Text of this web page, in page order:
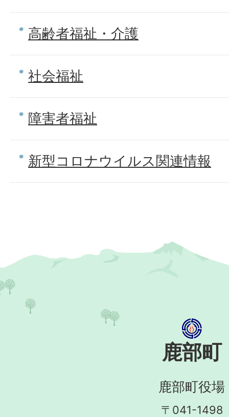
高齢者福祉・介護
社会福祉
障害者福祉
新型コロナウイルス関連情報
鹿部町
鹿部町役場
〒041-1498